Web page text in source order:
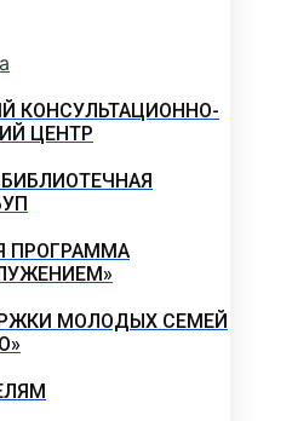
КОНСУЛЬТАЦИОННО-
ЦЕНТР
ПРОГРАММА
МОЛОДЫХ СЕМЕЙ